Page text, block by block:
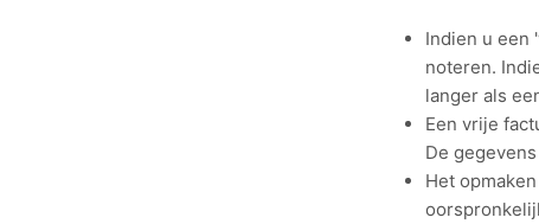
Indien u een
noteren.
langer als
Een vrije
De
Het